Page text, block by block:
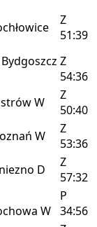
Z
51:39
Bydgoszcz Z
54:36
W
Z
50:40
W
Z
53:36
D
Z
57:32
W
P
34:56